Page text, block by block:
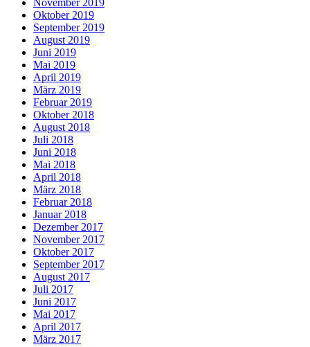
November 2019
Oktober 2019
September 2019
August 2019
Juni 2019
Mai 2019
April 2019
März 2019
Februar 2019
Oktober 2018
August 2018
Juli 2018
Juni 2018
Mai 2018
April 2018
März 2018
Februar 2018
Januar 2018
Dezember 2017
November 2017
Oktober 2017
September 2017
August 2017
Juli 2017
Juni 2017
Mai 2017
April 2017
März 2017